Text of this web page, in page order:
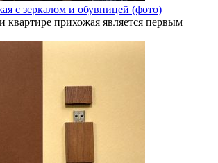
с зеркалом и обувницей (фото)
прихожая является первым